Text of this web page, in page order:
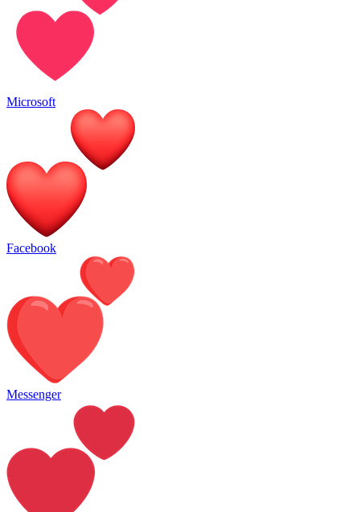
Microsoft
Facebook
Messenger